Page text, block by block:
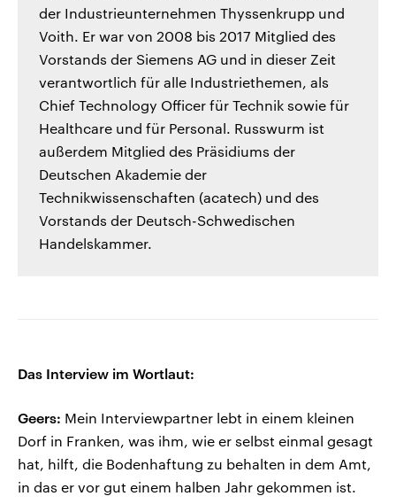
der Industrieunternehmen Thyssenkrupp und
Voith. Er war von 2008 bis 2017 Mitglied des
Vorstands der Siemens AG und in dieser Zeit
verantwortlich für alle Industriethemen, als
Chief Technology Officer für Technik sowie für
Healthcare und für Personal. Russwurm ist
außerdem Mitglied des Präsidiums der
Deutschen Akademie der
Technikwissenschaften (acatech) und des
Vorstands der Deutsch-Schwedischen
Handelskammer.
Das Interview im Wortlaut:
Geers: Mein Interviewpartner lebt in einem kleinen
Dorf in Franken, was ihm, wie er selbst einmal gesagt
hat, hilft, die Bodenhaftung zu behalten in dem Amt,
in das er vor gut einem halben Jahr gekommen ist.